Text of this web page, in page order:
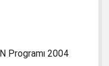
Programı 2004